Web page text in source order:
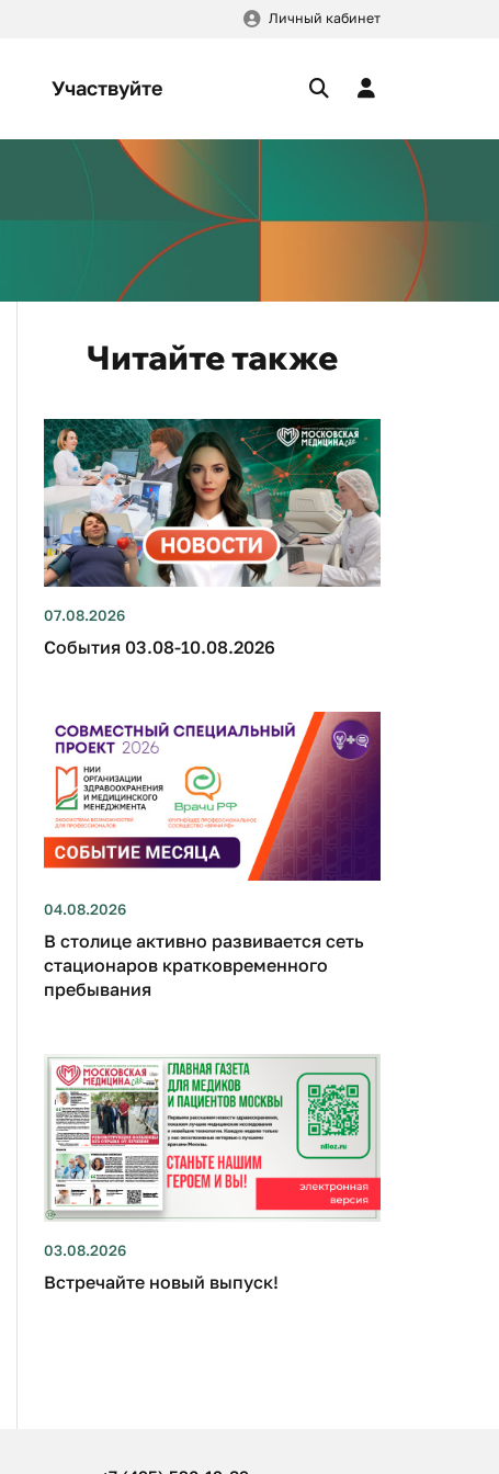
Личный кабинет
Участвуйте
Читайте также
07.08.2026
События 03.08-10.08.2026
04.08.2026
В столице активно развивается сеть
стационаров кратковременного
пребывания
03.08.2026
Встречайте новый выпуск!